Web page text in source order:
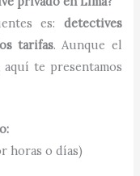
es: detectives
tarifas. Aunque el
te presentamos
horas o días)